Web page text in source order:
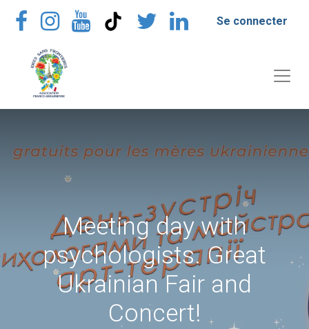
Se connecter
Meeting day with
psychologists. Great
Ukrainian Fair and
Concert!